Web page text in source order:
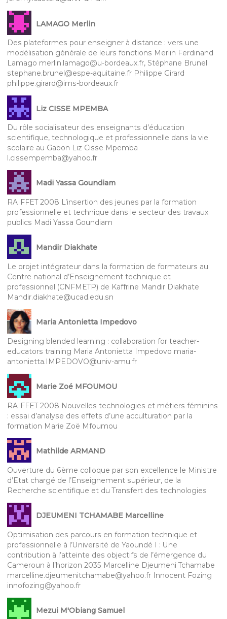
LAMAGO Merlin
Des plateformes pour enseigner à distance : vers une
modélisation générale de leurs fonctions Merlin Ferdinand
Lamago merlin.lamago@u-bordeaux.fr, Stéphane Brunel
stephane.brunel@espe-aquitaine.fr Philippe Girard
philippe.girard@ims-bordeaux.fr
Liz CISSE MPEMBA
Du rôle socialisateur des enseignants d’éducation
scientifique, technologique et professionnelle dans la vie
scolaire au Gabon Liz Cisse Mpemba
l.cissempemba@yahoo.fr
Madi Yassa Goundiam
RAIFFET 2008 L’insertion des jeunes par la formation
professionnelle et technique dans le secteur des travaux
publics Madi Yassa Goundiam
Mandir Diakhate
Le projet intégrateur dans la formation de formateurs au
Centre national d’Enseignement technique et
professionnel (CNFMETP) de Kaffrine Mandir Diakhate
Mandir.diakhate@ucad.edu.sn
Maria Antonietta Impedovo
Designing blended learning : collaboration for teacher-
educators training Maria Antonietta Impedovo maria-
antonietta.IMPEDOVO@univ-amu.fr
Marie Zoé MFOUMOU
RAIFFET 2008 Nouvelles technologies et métiers féminins
: essai d’analyse des effets d’une acculturation par la
formation Marie Zoë Mfoumou
Mathilde ARMAND
Ouverture du 6ème colloque par son excellence le Ministre
d’Etat chargé de l’Enseignement supérieur, de la
Recherche scientifique et du Transfert des technologies
DJEUMENI TCHAMABE Marcelline
Optimisation des parcours en formation technique et
professionnelle à l’Université de Yaoundé I : Une
contribution à l’atteinte des objectifs de l’émergence du
Cameroun à l’horizon 2035 Marcelline Djeumeni Tchamabe
marcelline.djeumenitchamabe@yahoo.fr Innocent Fozing
innofozing@yahoo.fr
Mezui M'Obiang Samuel